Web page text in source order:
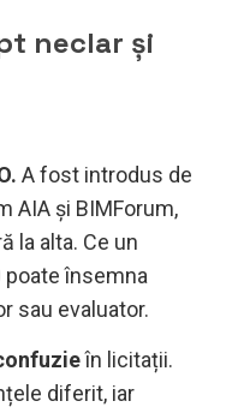
neclar și
A fost introdus de
AIA și BIMForum,
la alta. Ce un
poate însemna
sau evaluator.
în licitații.
diferit, iar